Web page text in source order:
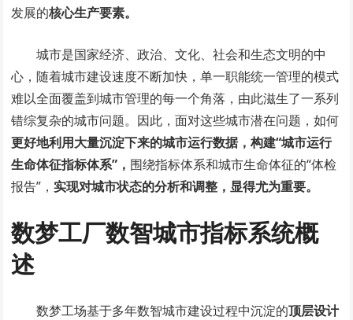
发展的核心生产要素。
城市是国家经济、政治、文化、社会和生态文明的中
心，随着城市建设速度不断加快，单一职能统一管理的模式
难以全面覆盖到城市管理的每一个角落，由此滋生了一系列
错综复杂的城市问题。因此，面对这些城市潜在问题，如何
更好地利用大量沉淀下来的城市运行数据，构建“城市运行
生命体征指标体系”， 围绕指标体系和城市生命体征的“体检
报告”，实现对城市状态的分析和调整，显得尤为重要。
数梦工厂数智城市指标系统概
述
数梦工场基于多年数智城市建设过程中沉淀的顶层设计